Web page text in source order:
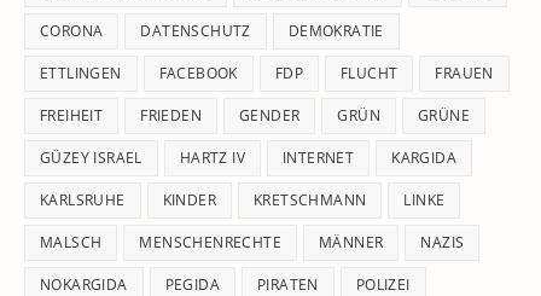
CORONA DATENSCHUTZ DEMOKRATIE
ETTLINGEN FACEBOOK FDP FLUCHT FRAUEN
FREIHEIT FRIEDEN GENDER GRÜN GRÜNE
GÜZEY ISRAEL HARTZ IV INTERNET KARGIDA
KARLSRUHE KINDER KRETSCHMANN LINKE
MALSCH MENSCHENRECHTE MÄNNER NAZIS
NOKARGIDA PEGIDA PIRATEN POLIZEI